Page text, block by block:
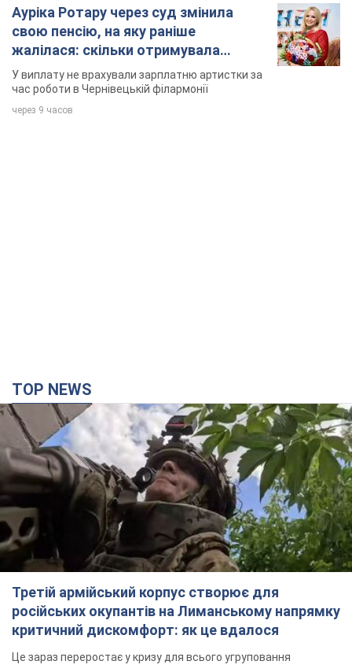
Ауріка Ротару через суд змінила
свою пенсію, на яку раніше
жалілася: скільки отримувала
співачка
У виплату не врахували зарплатню артистки за
час роботи в Чернівецькій філармонії
через 9 часов
TOP NEWS
Третій армійський корпус створює для
російських окупантів на Лиманському напрямку
критичний дискомфорт: як це вдалося
Це зараз переростає у кризу для всього угруповання